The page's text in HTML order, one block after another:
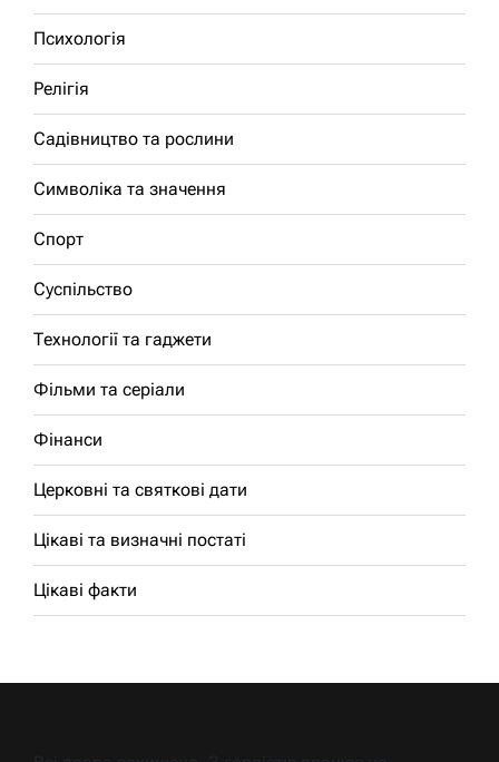
Психологія
Релігія
Садівництво та рослини
Символіка та значення
Спорт
Суспільство
Технології та гаджети
Фільми та серіали
Фінанси
Церковні та святкові дати
Цікаві та визначні постаті
Цікаві факти